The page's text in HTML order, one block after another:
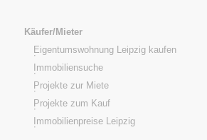
Käufer/Mieter
Eigentumswohnung Leipzig kaufen
Immobiliensuche
Projekte zur Miete
Projekte zum Kauf
Immobilienpreise Leipzig